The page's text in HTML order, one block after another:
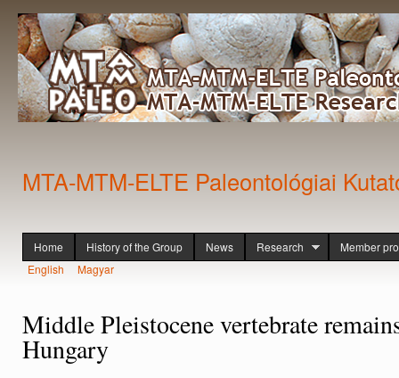
MTA-MTM-ELTE Paleontológiai
Főmenü
Home History of the Group News Research Member
Languages
English Magyar
Middle Pleistocene vertebrate
Hungary